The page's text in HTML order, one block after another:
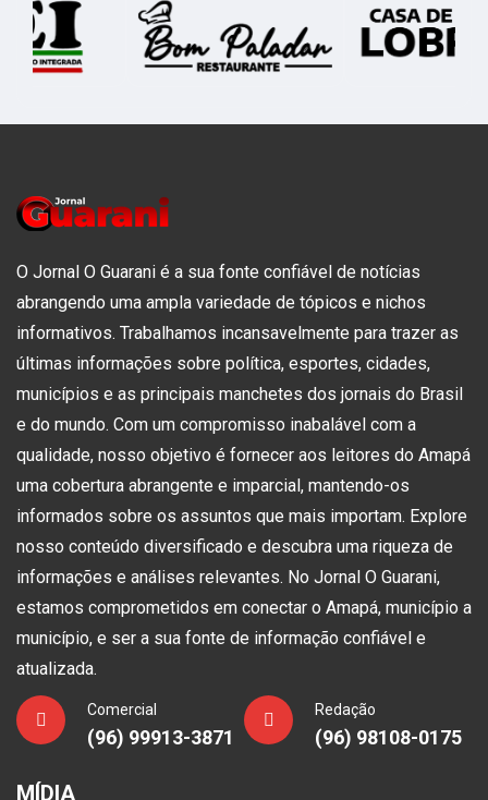
O Jornal O Guarani é a sua fonte confiável de notícias
abrangendo uma ampla variedade de tópicos e nichos
informativos. Trabalhamos incansavelmente para trazer as
últimas informações sobre política, esportes, cidades,
municípios e as principais manchetes dos jornais do Brasil
e do mundo. Com um compromisso inabalável com a
qualidade, nosso objetivo é fornecer aos leitores do Amapá
uma cobertura abrangente e imparcial, mantendo-os
informados sobre os assuntos que mais importam. Explore
nosso conteúdo diversificado e descubra uma riqueza de
informações e análises relevantes. No Jornal O Guarani,
estamos comprometidos em conectar o Amapá, município a
município, e ser a sua fonte de informação confiável e
atualizada.
Comercial
(96) 99913-3871
Redação
(96) 98108-0175
MÍDIA